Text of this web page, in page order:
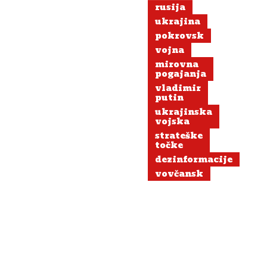
rusija
ukrajina
pokrovsk
vojna
mirovna
pogajanja
vladimir
putin
ukrajinska
vojska
strateške
točke
dezinformacije
vovčansk